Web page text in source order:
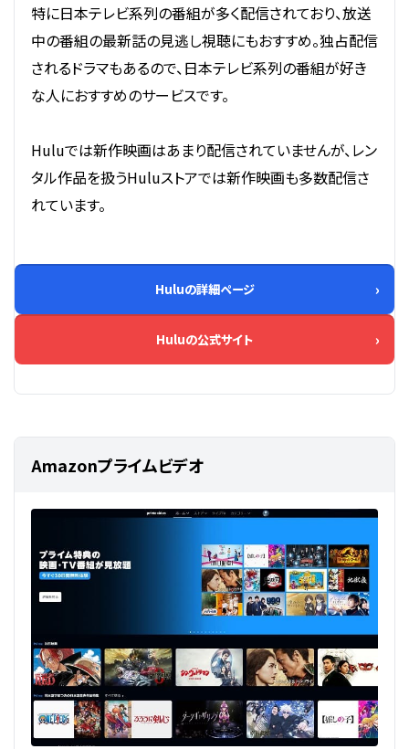
特に日本テレビ系列の番組が多く配信されており、放送
中の番組の最新話の見逃し視聴にもおすすめ。独占配信
されるドラマもあるので、日本テレビ系列の番組が好き
な人におすすめのサービスです。
Huluでは新作映画はあまり配信されていませんが、レン
タル作品を扱うHuluストアでは新作映画も多数配信さ
れています。
Huluの詳細ページ
Huluの公式サイト
Amazonプライムビデオ